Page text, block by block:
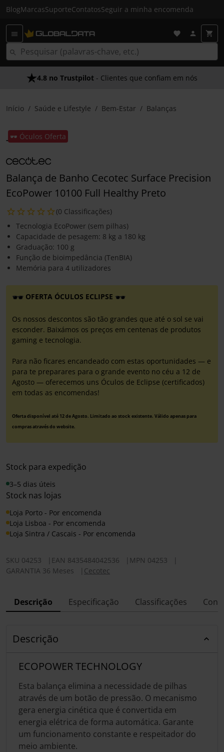
BlogMarcasSuporteContatosSeguir a minha encomenda
4.8 no Trustpilot - Clientes que confiam em nós
Início Saúde e Lifestyle Bem-Estar Balanças
🕶️ Óculos Oferta
Balança de Banho Cecotec Surface Precision
EcoPower 10100 Full Healthy Preto
(0 Classificações)
Tecnologia EcoPower (sem pilhas)
Capacidade de pesagem: 8 kg a 180 kg
Graduação: 100 g
Função de bioimpedância (TenBIA)
Memória para 4 utilizadores
OFERTA ÓCULOS ECLIPSE
Os nossos descontos são tão grandes que até o sol se vai
esconder. Baixámos os preços em centenas de produtos
gaming e tecnologia.
Para não ficares encandeado com estas oportunidades — e
para te preparares para o grande evento no céu a 12 de
Agosto — oferecemos uns Óculos de Eclipse (certificados)
em todas as encomendas!
Oferta disponível até 12 de Agosto. Limitado ao stock existente. Válido apenas para
compras através do website.
Stock para expedição
3–5 dias úteis
Stock nas lojas
Loja Porto - Por encomenda
Loja Lisboa - Por encomenda
Loja Sintra / Cascais - Por encomenda
SKU 04253 EAN 8435484042536 MPN 04253
GARANTIA 36 Meses
Cecotec
Descrição Especificação Classificações
Descrição
ECOPOWER TECHNOLOGY
Esta balança elimina a necessidade de pilhas
através de um botão de pressão. O mecanismo
gera energia cinética que é convertida em
energia elétrica de forma automática. Garante
um funcionamento constante e respeitador do
meio ambiente.